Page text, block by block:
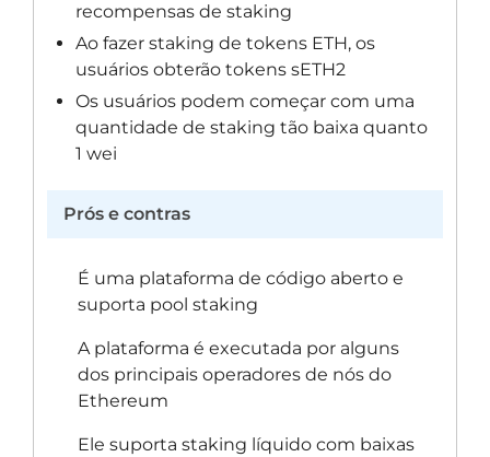
recompensas de staking
Ao fazer staking de tokens ETH, os
usuários obterão tokens sETH2
Os usuários podem começar com uma
quantidade de staking tão baixa quanto
1 wei
Prós e contras
É uma plataforma de código aberto e
suporta pool staking
A plataforma é executada por alguns
dos principais operadores de nós do
Ethereum
Ele suporta staking líquido com baixas